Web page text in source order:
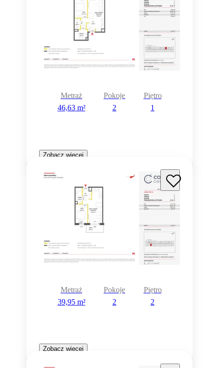
Metraż
46,63 m²
Pokoje
2
Piętro
1
Zobacz więcej
Metraż
39,95 m²
Pokoje
2
Piętro
2
Zobacz więcej